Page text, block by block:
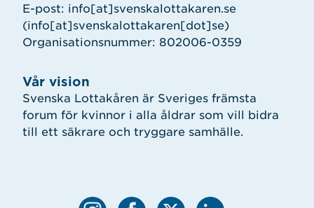
Vår vision
Svenska Lottakåren är Sveriges främsta
forum för kvinnor i alla åldrar som vill bidra
till ett säkrare och tryggare samhälle.
E-post: info[at]svenskalottakaren.se
(info[at]svenskalottakaren[dot]se)
Organisationsnummer: 802006-0359